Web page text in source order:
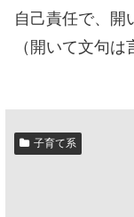
自己責任で、開
（開いて文句
子育て系